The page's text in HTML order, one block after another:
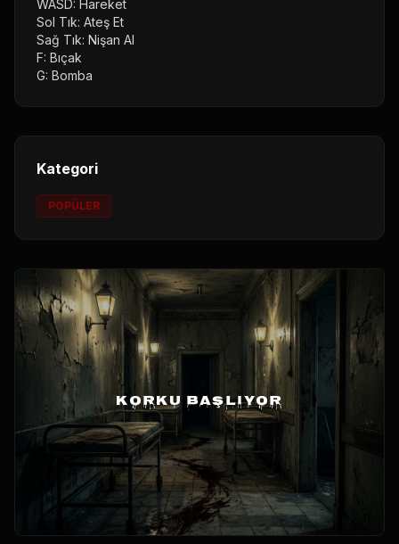
WASD: Hareket
Sol Tık: Ateş Et
Sağ Tık: Nişan Al
F: Bıçak
G: Bomba
Kategori
POPÜLER
KORKU BAŞLIYOR